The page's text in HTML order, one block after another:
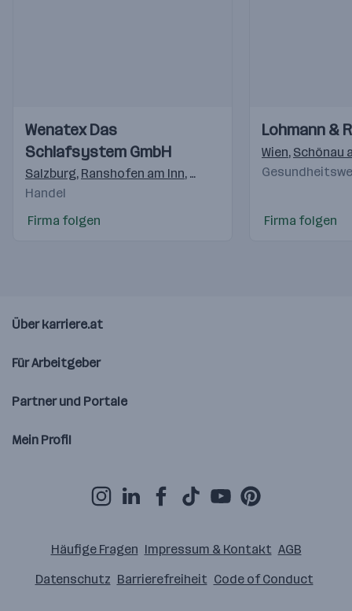
Videos
Einblicke
Einblicke
Wenatex Das
Schlafsystem GmbH
Salzburg, Ranshofen am Inn, Freilassing Langenhagen,
Handel
Firma folgen
Videos
Einblicke
Einblicke
Lohmann &
Wien, Schönau
Firma folgen
Über karriere.at
Für Arbeitgeber
Partner und Portale
Mein Profil
Häufige Fragen Impressum & Kontakt AGB
Datenschutz Barrierefreiheit Code of Conduct